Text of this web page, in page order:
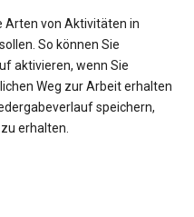
Arten von Aktivitäten in
So können Sie
aktivieren, wenn Sie
Weg zur Arbeit erhalten
speichern,
erhalten.